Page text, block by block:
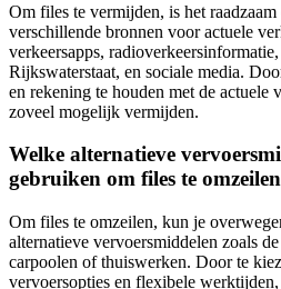
Om files te vermijden, is het
verschillende bronnen voor actuele
verkeersapps,
Rijkswaterstaat, en sociale media.
en rekening te houden met de actuele
zoveel mogelijk vermijden.
Welke alternatieve
gebruiken om files te
Om files te omzeilen, kun je
alternatieve vervoersmiddelen zoals
carpoolen of thuiswerken. Door te
vervoersopties en flexibele